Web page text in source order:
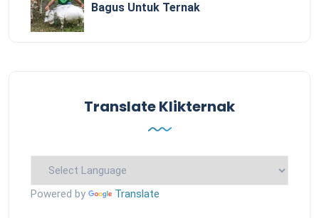
Bagus Untuk Ternak
Translate Klikternak
Powered by Translate